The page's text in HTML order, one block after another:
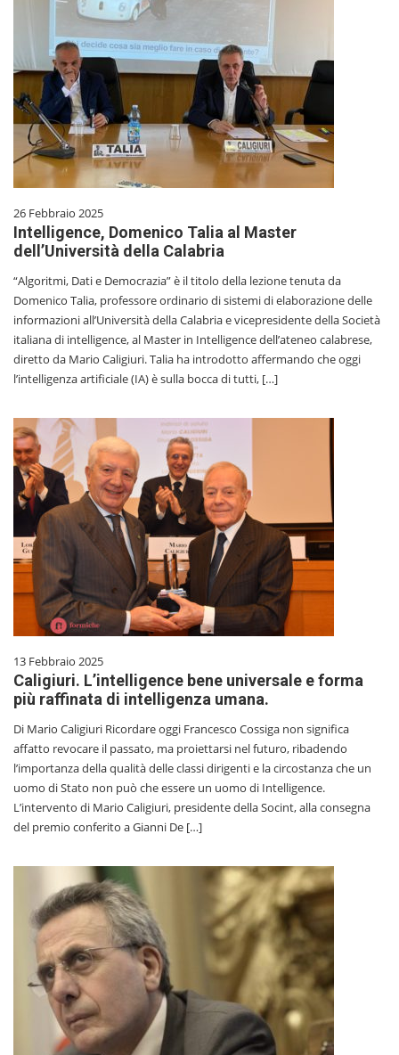
26 Febbraio 2025
Intelligence, Domenico Talia al Master
dell’Università della Calabria
“Algoritmi, Dati e Democrazia” è il titolo della lezione tenuta da
Domenico Talia, professore ordinario di sistemi di elaborazione delle
informazioni all’Università della Calabria e vicepresidente della Società
italiana di intelligence, al Master in Intelligence dell’ateneo calabrese,
diretto da Mario Caligiuri. Talia ha introdotto affermando che oggi
l’intelligenza artificiale (IA) è sulla bocca di tutti, […]
13 Febbraio 2025
Caligiuri. L’intelligence bene universale e forma
più raffinata di intelligenza umana.
Di Mario Caligiuri Ricordare oggi Francesco Cossiga non significa
affatto revocare il passato, ma proiettarsi nel futuro, ribadendo
l’importanza della qualità delle classi dirigenti e la circostanza che un
uomo di Stato non può che essere un uomo di Intelligence.
L’intervento di Mario Caligiuri, presidente della Socint, alla consegna
del premio conferito a Gianni De […]